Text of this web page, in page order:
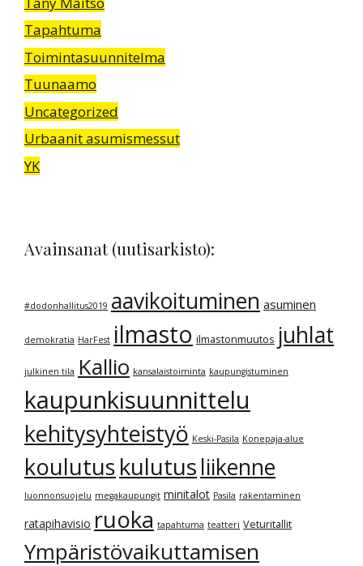
Tapahtuma
Toimintasuunnitelma
Tuunaamo
Uncategorized
Urbaanit asumismessut
YK
Avainsanat (uutisarkisto):
#dodonhallitus2019 aavikoituminen asuminen
demokratia HarFest ilmasto ilmastonmuutos juhlat
julkinen tila Kallio kansalaistoiminta kaupungistuminen
kaupunkisuunnittelu
kehitysyhteistyö Keski-Pasila Konepaja-alue
koulutuskulutusliikenne
luonnonsuojelu megakaupungit minitalot Pasila rakentaminen
ratapihavisio ruoka tapahtuma teatteri Veturitallit
Ympäristövaikuttamisen